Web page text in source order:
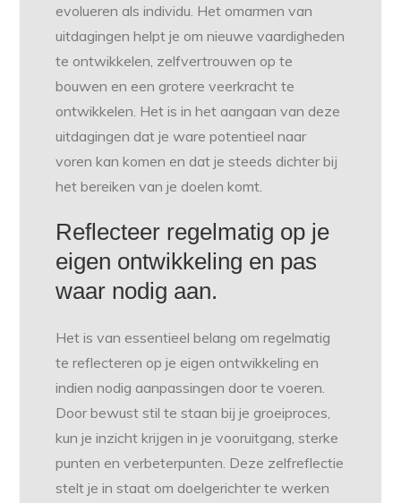
evolueren als individu. Het omarmen van
uitdagingen helpt je om nieuwe vaardigheden
te ontwikkelen, zelfvertrouwen op te
bouwen en een grotere veerkracht te
ontwikkelen. Het is in het aangaan van deze
uitdagingen dat je ware potentieel naar
voren kan komen en dat je steeds dichter bij
het bereiken van je doelen komt.
Reflecteer regelmatig op je
eigen ontwikkeling en pas
waar nodig aan.
Het is van essentieel belang om regelmatig
te reflecteren op je eigen ontwikkeling en
indien nodig aanpassingen door te voeren.
Door bewust stil te staan bij je groeiproces,
kun je inzicht krijgen in je vooruitgang, sterke
punten en verbeterpunten. Deze zelfreflectie
stelt je in staat om doelgerichter te werken